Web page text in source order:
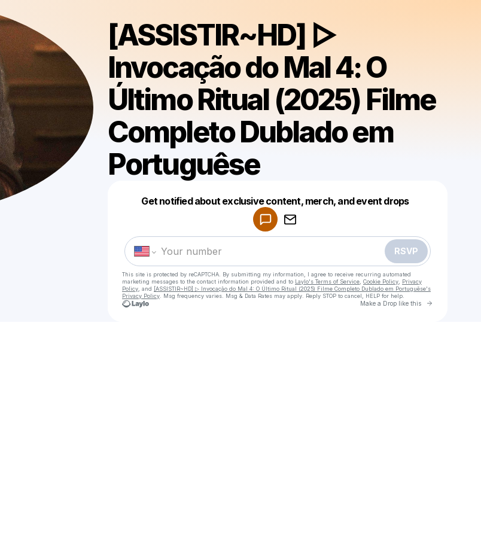
[ASSISTIR~HD] ▷
Invocação do Mal 4: O
Último Ritual (2025) Filme
Completo Dublado em
Portuguêse
Get notified about exclusive content, merch, and event drops
RSVP
This site is protected by reCAPTCHA. By submitting my information, I agree to receive recurring automated
marketing messages to the contact information provided and to Laylo's Terms of Service Cookie Policy
Privacy
Policy , and [ASSISTIR~HD] ▷ Invocação do Mal 4: O Último Ritual (2025) Filme Completo Dublado em Portuguêse's
Privacy Policy . Msg frequency varies. Msg & Data Rates may apply. Reply STOP to cancel, HELP for help.
Make a Drop like this Go to
Make a drop like this